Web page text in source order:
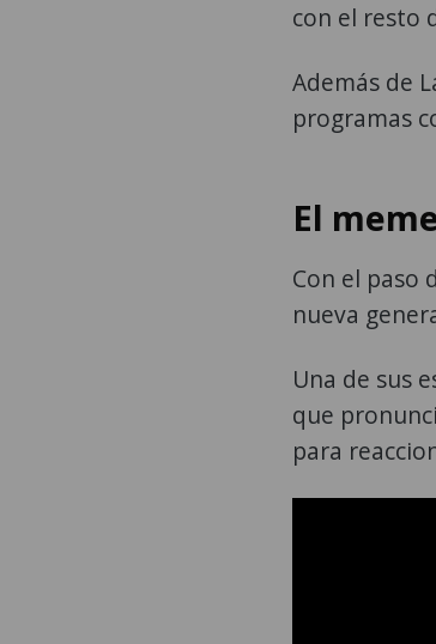
con el resto
Además de
programas
El
Con el paso
nueva
Una de sus
que
para